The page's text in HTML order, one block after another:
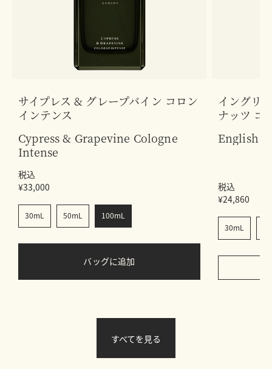
サイプレス & グレープバイン コロン
インテンス
Cypress & Grapevine Cologne
Intense
税込
¥33,000
30mL 50mL 100mL
バッグに追加
イングリ
ナッツ コ
English
税込
¥24,860
30mL
すべてを見る